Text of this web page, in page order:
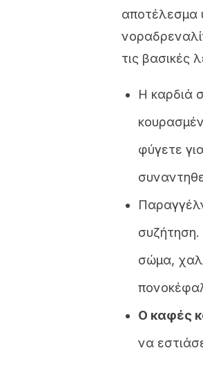
αποτέλεσμα
τις βασικές
Η καρδιά
φύγετε
σώμα,
Ο καφές
να